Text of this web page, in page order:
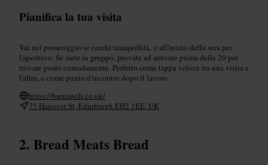
Pianifica la tua visita
Vai nel pomeriggio se cerchi tranquillità, o all'inizio della sera per
l'aperitivo. Se siete in gruppo, provate ad arrivare prima delle 20 per
trovare posto comodamente. Perfetto come tappa veloce tra una visita e
l'altra, o come punto d'incontro dopo il lavoro.
https://barnapoli.co.uk/
75 Hanover St, Edinburgh EH2 1EE, UK
Bread Meats Bread